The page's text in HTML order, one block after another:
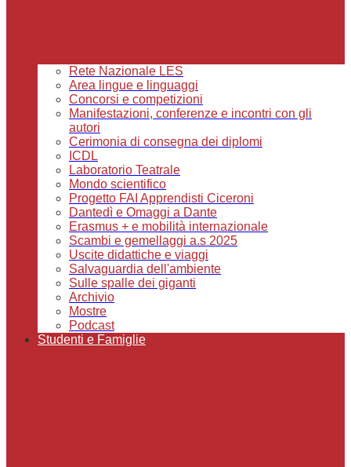
Rete Nazionale LES
Area lingue e linguaggi
Concorsi e competizioni
Manifestazioni, conferenze e incontri con gli
autori
Cerimonia di consegna dei diplomi
ICDL
Laboratorio Teatrale
Mondo scientifico
Progetto FAI Apprendisti Ciceroni
Dantedì e Omaggi a Dante
Erasmus + e mobilità internazionale
Scambi e gemellaggi a.s 2025
Uscite didattiche e viaggi
Salvaguardia dell'ambiente
Sulle spalle dei giganti
Archivio
Mostre
Podcast
Studenti e Famiglie